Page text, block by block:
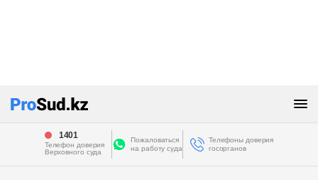
1401
Телефон доверия
Верховного суда
Пожаловаться
на работу суда
Телефоны доверия
госорганов